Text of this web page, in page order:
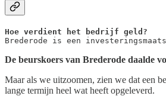
Brederode is een
De beurskoers van Brederode daalde
Maar als we uitzoomen, zien we dat een
lange termijn heel wat heeft opgeleverd.